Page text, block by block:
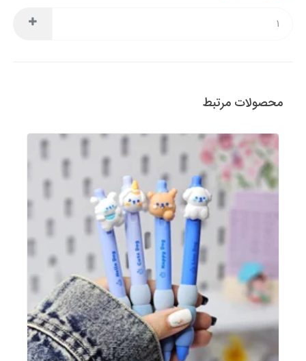
محصولات مرتبط